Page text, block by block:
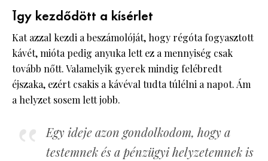
Így kezdődött a kísérlet
Kat azzal kezdi a beszámolóját, hogy régóta fogyasztott
kávét, mióta pedig anyuka lett ez a mennyiség csak
tovább nőtt. Valamelyik gyerek mindig felébredt
éjszaka, ezért csakis a kávéval tudta túlélni a napot. Ám
a helyzet sosem lett jobb.
Egy ideje azon gondolkodom, hogy a
testemnek és a pénzügyi helyzetemnek is